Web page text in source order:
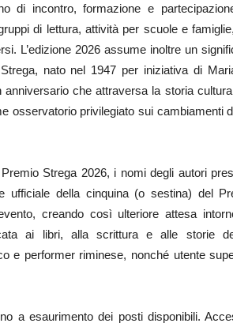
di incontro, formazione e
di lettura, attività per scuole e
L’edizione 2026 assume inoltre un
nato nel 1947 per iniziativa di
che attraversa la storia
osservatorio privilegiato sui cambiamenti
Strega 2026, i nomi degli autori
ufficiale della cinquina (o sestina) del
creando così ulteriore attesa
ai libri, alla scrittura e alle storie
e performer riminese, nonché utente
a esaurimento dei posti disponibili.